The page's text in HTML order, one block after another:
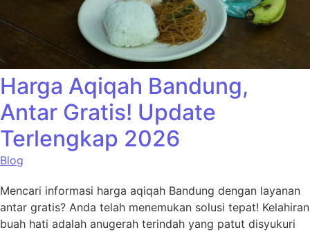
Harga Aqiqah Bandung,
Antar Gratis! Update
Terlengkap 2026
Blog
Mencari informasi harga aqiqah Bandung dengan layanan
antar gratis? Anda telah menemukan solusi tepat! Kelahiran
buah hati adalah anugerah terindah yang patut disyukuri